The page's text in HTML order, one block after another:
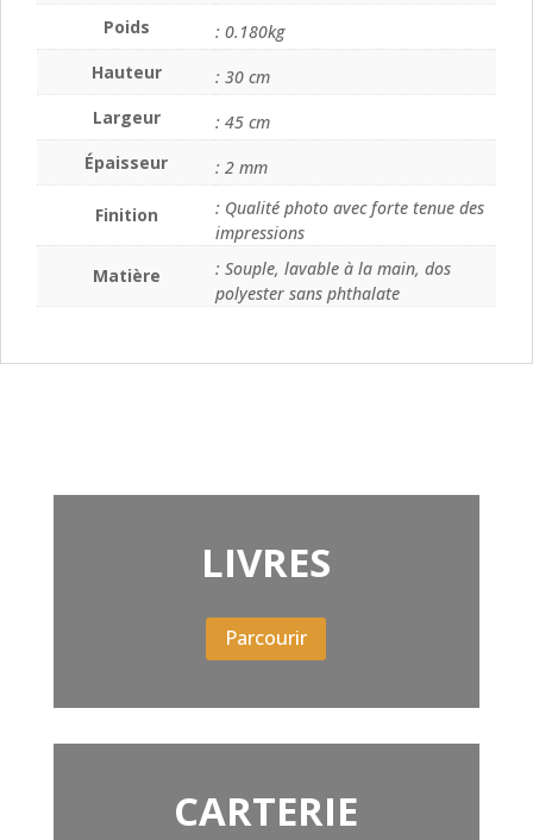
Poids
: 0.180kg
Hauteur
: 30 cm
Largeur
: 45 cm
Épaisseur
: 2 mm
Finition
: Qualité photo avec forte tenue des
impressions
Matière
: Souple, lavable à la main, dos
polyester sans phthalate
LIVRES
Parcourir
CARTERIE